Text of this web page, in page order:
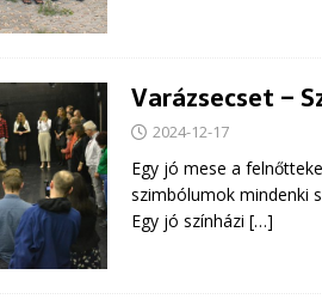
Varázsecset –
2024-12-17
Egy jó mese a
szimbólumok mindenki
Egy jó színházi […]